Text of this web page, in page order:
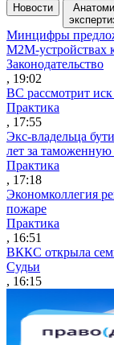
Новости
Минцифры
M2M-устройствах
Законодательство
, 19:02
ВС рассмотрит
Практика
, 17:55
Экс-владельца
лет за таможенную
Практика
, 17:18
Экономколлегия
пожаре
Практика
, 16:51
ВККС открыла
Судьи
, 16:15